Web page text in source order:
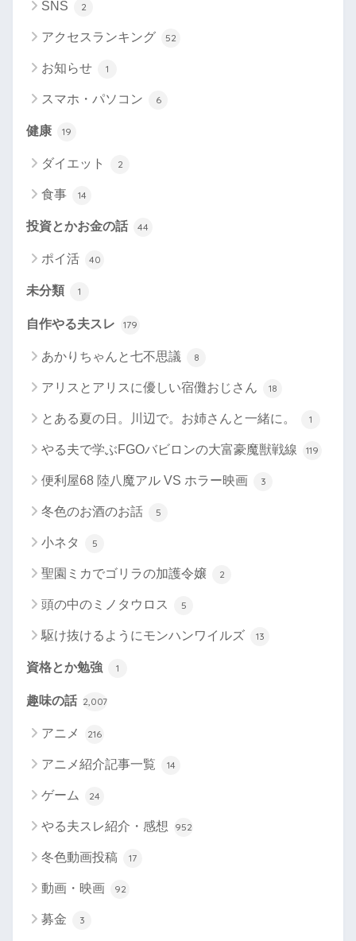
SNS 2
アクセスランキング 52
お知らせ 1
スマホ・パソコン 6
健康 19
ダイエット 2
食事 14
投資とかお金の話 44
ポイ活 40
未分類 1
自作やる夫スレ 179
あかりちゃんと七不思議 8
アリスとアリスに優しい宿儺おじさん 18
とある夏の日。川辺で。お姉さんと一緒に。 1
やる夫で学ぶFGOバビロンの大富豪魔獣戦線 119
便利屋68 陸八魔アル VS ホラー映画 3
冬色のお酒のお話 5
小ネタ 5
聖園ミカでゴリラの加護令嬢 2
頭の中のミノタウロス 5
駆け抜けるようにモンハンワイルズ 13
資格とか勉強 1
趣味の話 2,007
アニメ 216
アニメ紹介記事一覧 14
ゲーム 24
やる夫スレ紹介・感想 952
冬色動画投稿 17
動画・映画 92
募金 3